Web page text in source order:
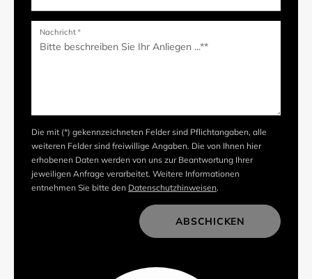
Nachricht*
Die mit (*) gekennzeichneten Felder sind Pflichtangaben, alle
weiteren Felder sind freiwillige Angaben. Die von Ihnen hier
erhobenen Daten werden von uns zur Beantwortung Ihrer
jeweiligen Anfrage verarbeitet. Weitere Informationen
entnehmen Sie bitte den Datenschutzhinweisen.
ABSCHICKEN